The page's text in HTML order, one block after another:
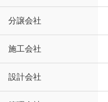
分譲会社
施工会社
設計会社